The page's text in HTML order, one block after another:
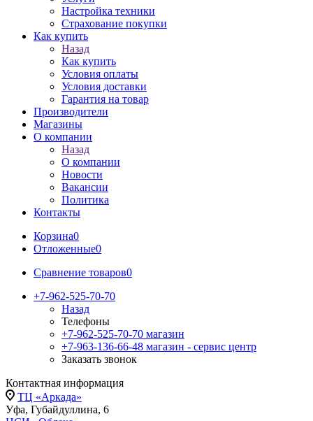
Настройка техники
Страхование покупки
Как купить
Назад
Как купить
Условия оплаты
Условия доставки
Гарантия на товар
Производители
Магазины
О компании
Назад
О компании
Новости
Вакансии
Политика
Контакты
Корзина0
Отложенные0
Сравнение товаров0
+7-962-525-70-70
Назад
Телефоны
+7-962-525-70-70 магазин
+7-963-136-66-48 магазин - сервис центр
Заказать звонок
Контактная информация
ТЦ «Аркада»
Уфа, Губайдуллина, 6